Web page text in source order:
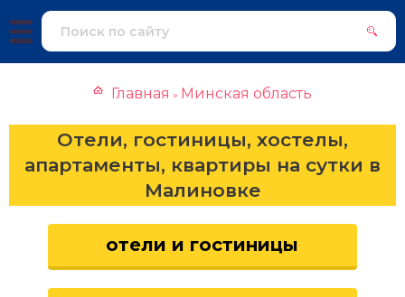
Главная » Минская область
Отели, гостиницы, хостелы,
апартаменты, квартиры на сутки в
Малиновке
отели и гостиницы